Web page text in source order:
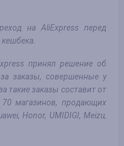
на AliExpress перед
принял решение об
заказы, совершенные у
такие заказы составит от
магазинов, продающих
Honor, UMIDIGI, Meizu,